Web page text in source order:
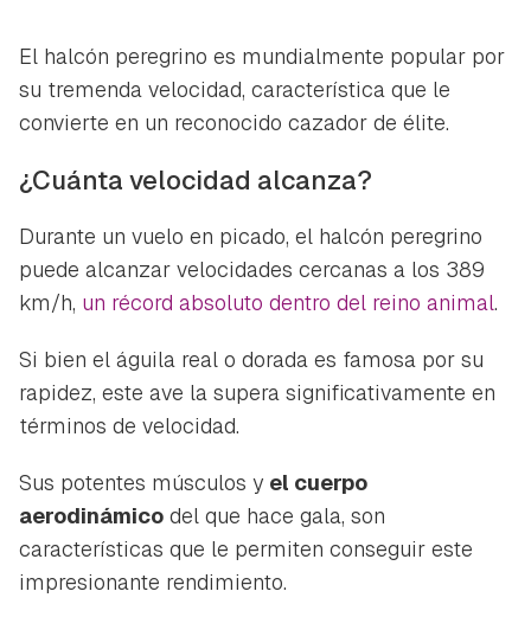
El halcón peregrino es mundialmente popular por
su tremenda velocidad, característica que le
convierte en un reconocido cazador de élite.
¿Cuánta velocidad alcanza?
Durante un vuelo en picado, el halcón peregrino
puede alcanzar velocidades cercanas a los 389
km/h, un récord absoluto dentro del reino animal.
Si bien el águila real o dorada es famosa por su
rapidez, este ave la supera significativamente en
términos de velocidad.
Sus potentes músculos y el cuerpo
aerodinámico del que hace gala, son
características que le permiten conseguir este
impresionante rendimiento.